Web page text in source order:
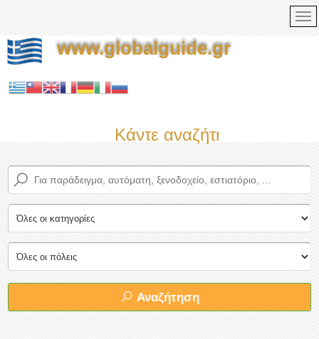
www.globalguide.gr
Κάντε αναζήτηση τώρα
Αναζήτηση